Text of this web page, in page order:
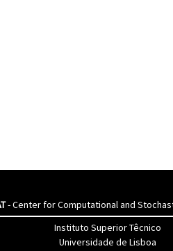
- Center for Computational and
Instituto Superior Têcnico
Universidade de Lisboa